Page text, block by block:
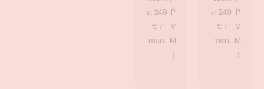
a: 249
€ /
mėn.
P
V
M
)
a: 249
€ /
mėn.
P
V
M
)